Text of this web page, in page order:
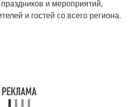
и мероприятий,
и гостей со всего региона.